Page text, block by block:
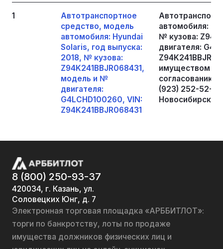
1
Автотранспортное
средство, модель
автомобиля: Hyundai
Solaris, год выпуска:
2018, № кузова:
Z94K241BBJR068431,
модель и №
двигателя:
G4LCHD100260, VIN:
Z94K241BBJR068431
автомобиля:
№ кузова:
двигателя:
имуществом и
согласованию
(923) 252-52-
Новосибирск,
8 (800) 250-93-37
420034, г. Казань, ул.
Соловецких Юнг, д. 7
Электронная торговая площадка «АРББИТЛОТ»:
торги по банкротству, лоты по продаже
имущества должников физических лиц и